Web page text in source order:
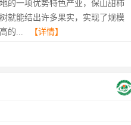
的一项优势特色产业，保山甜柿
就能结出许多果实，实现了规模
的...
【详情】